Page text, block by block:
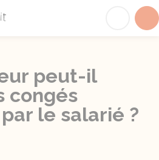
peut-il
congés
le salarié ?